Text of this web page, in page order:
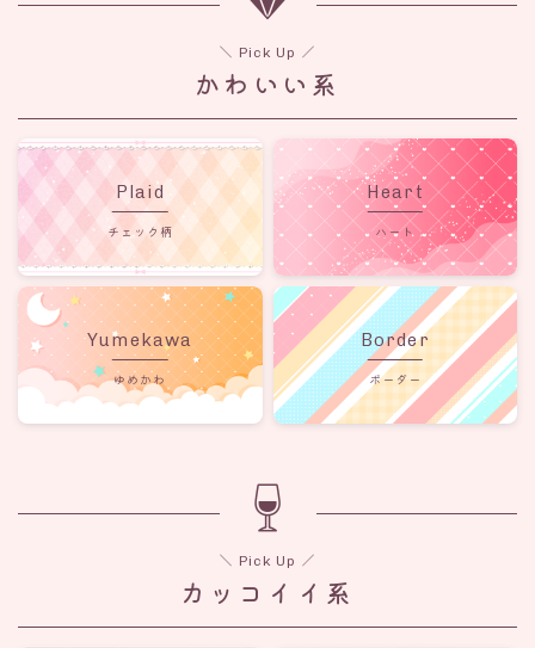
＼ Pick Up ／
かわいい系
チェック柄
Plaid
ハート
Heart
ゆめかわ
Yumekawa
ボーダー
Border
＼ Pick Up ／
カッコイイ系